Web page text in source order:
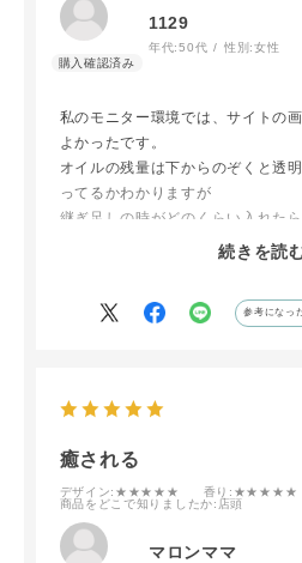
1129
年代:50代 性別:女性
私のモニター環境では、サイトの
よかったです。
オイルの残量は下からのぞくと透
ってるかわかりますが
継ぎ足しの時がどのくらい入れた
気になったのは、何か所か剥がれ
続きを読
参考になっ
癒される
デザイン:★★★★★ 香り :★★★★★
商品をどこで知りましたか:店頭
マロンママ